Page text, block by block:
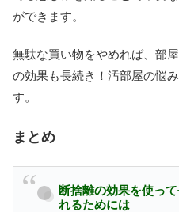
ができます。
無駄な買い物をやめれば、部
の効果も長続き！汚部屋の悩
す。
まとめ
断捨離の効果を使っ
れるためには